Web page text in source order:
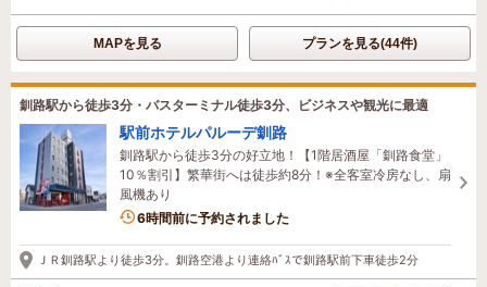
MAPを見る プランを見る(44件)
釧路駅から徒歩3分・バスターミナル徒歩3分、ビジネスや観光に最適
駅前ホテルパルーデ釧路
釧路駅から徒歩3分の好立地！【1階居酒屋「釧路食堂」
10％割引】繁華街へは徒歩約8分！※全客室冷房なし、扇
風機あり
6時間前に予約されました
ＪＲ釧路駅より徒歩3分。釧路空港より連絡ﾊﾞｽで釧路駅前下車徒歩2分